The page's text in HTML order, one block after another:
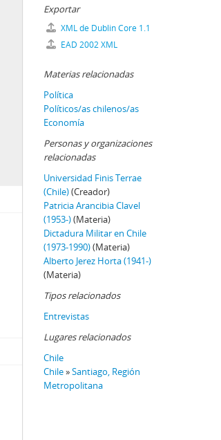
Exportar
XML de Dublin Core 1.1
EAD 2002 XML
Materias relacionadas
Política
Políticos/as chilenos/as
Economía
Personas y organizaciones
relacionadas
Universidad Finis Terrae
(Chile)(Creador)
Patricia Arancibia Clavel
(1953-)(Materia)
Dictadura Militar en Chile
(1973-1990)(Materia)
Alberto Jerez Horta (1941-)
(Materia)
Tipos relacionados
Entrevistas
Lugares relacionados
Chile
Chile»Santiago, Región
Metropolitana